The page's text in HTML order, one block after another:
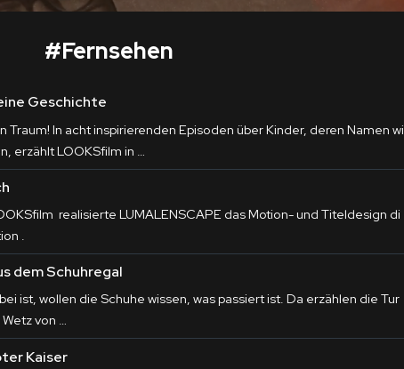
#Fernsehen
Geschichte
Traum! In acht inspirierenden Episoden über Kinder, deren Namen wi
erzählt LOOKSfilm in …
realisierte LUMALENSCAPE das Motion- und Titeldesign di
.
dem Schuhregal
ist, wollen die Schuhe wissen, was passiert ist. Da erzählen die Tur
von …
Kaiser